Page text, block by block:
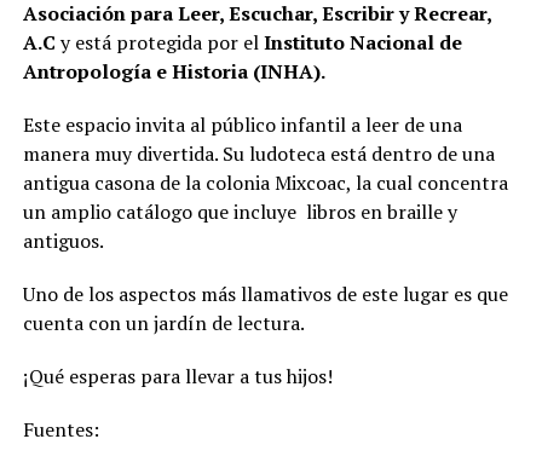
Asociación para Leer, Escuchar, Escribir y Recrear,
A.C y está protegida por elInstituto Nacional de
Antropología e Historia (INHA).
Este espacio invita al público infantil a leer de una
manera muy divertida. Su ludoteca está dentro de una
antigua casona de la colonia Mixcoac, la cual concentra
un amplio catálogo que incluye libros en braille y
antiguos.
Uno de los aspectos más llamativos de este lugar es que
cuenta con un jardín de lectura.
¡Qué esperas para llevar a tus hijos!
Fuentes: